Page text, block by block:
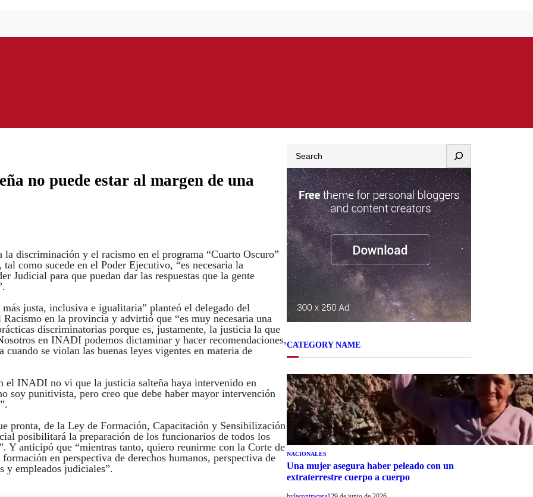
no puede estar al margen de una
discriminación y el racismo en el programa “Cuarto Oscuro”
como sucede en el Poder Ejecutivo, “es necesaria la
Judicial para que puedan dar las respuestas que la gente
justa, inclusiva e igualitaria” planteó el delegado del
en la provincia y advirtió que “es muy necesaria una
discriminatorias porque es, justamente, la justicia la que
en INADI podemos dictaminar y hacer recomendaciones,
se violan las buenas leyes vigentes en materia de
el INADI no vi que la justicia salteña haya intervenido en
soy punitivista, pero creo que debe haber mayor intervención
pronta, de la Ley de Formación, Capacitación y Sensibilización
posibilitará la preparación de los funcionarios de todos los
Y anticipó que “mientras tanto, quiero reunirme con la Corte de
en perspectiva de derechos humanos, perspectiva de
y empleados judiciales”.
CATEGORY NAME
NACIONALES
Una mujer asegura haber peleado con un
extraterrestre cuerpo a cuerpo